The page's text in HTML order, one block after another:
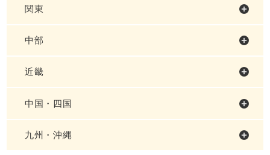
関東
中部
近畿
中国・四国
九州・沖縄